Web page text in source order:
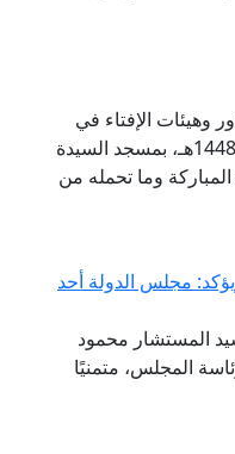
وهيئات الإفتاء في
العالم، مساء اليوم الإثنين، احتفال وزارة الأوقاف بمناسبة حلول العام الهجري الجديد 1448هـ، بمسجد السيدة
وما تحمله من
مجلس الدولة أحد
المستشار محمود
المجلس، متمنيًا